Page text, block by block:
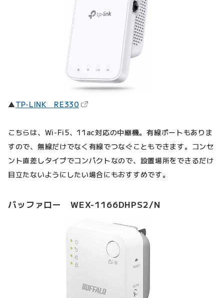
▲TP-LINK RE330（新しいタブで開きます）
こちらは、Wi-Fi5、11ac対応の中継機。有線ポートもありま
すので、無線だけでなく有線でつなぐこともできます。コンセ
ント直差しタイプでコンパクトなので、設置場所をできるだけ
目立たないようにしたい場合にもおすすめです。
バッファロー WEX-1166DHPS2/N